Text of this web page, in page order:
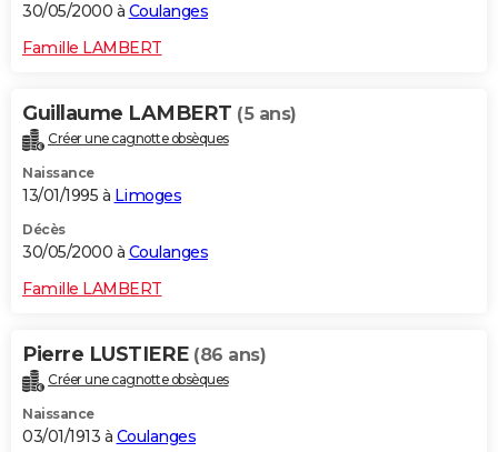
30/05/2000 à Coulanges
Famille LAMBERT
Guillaume LAMBERT (5 ans)
Créer une cagnotte obsèques
Naissance
13/01/1995 à Limoges
Décès
30/05/2000 à Coulanges
Famille LAMBERT
Pierre LUSTIERE (86 ans)
Créer une cagnotte obsèques
Naissance
03/01/1913 à Coulanges